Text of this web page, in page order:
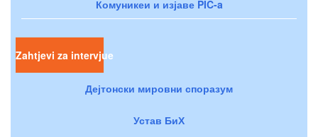
Комуникеи и изјаве PIC-a
Zahtjevi za intervjue
Дејтонски мировни споразум
Устав БиХ